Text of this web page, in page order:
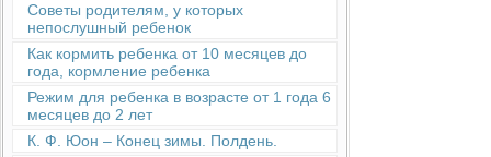
Советы родителям, у которых
непослушный ребенок
Как кормить ребенка от 10 месяцев до
года, кормление ребенка
Режим для ребенка в возрасте от 1 года 6
месяцев до 2 лет
К. Ф. Юон – Конец зимы. Полдень.